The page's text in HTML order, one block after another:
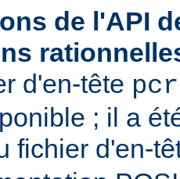
de l'API
d'en-tête
; il a
fichier d'en-